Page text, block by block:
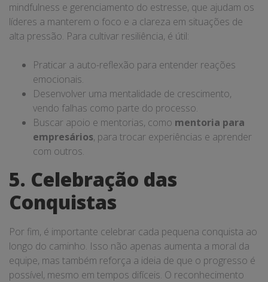
mindfulness e gerenciamento do estresse, que ajudam os
líderes a manterem o foco e a clareza em situações de
alta pressão. Para cultivar resiliência, é útil:
Praticar a auto-reflexão para entender reações
emocionais.
Desenvolver uma mentalidade de crescimento,
vendo falhas como parte do processo.
Buscar apoio e mentorias, como mentoria para
empresários, para trocar experiências e aprender
com outros.
5. Celebração das
Conquistas
Por fim, é importante celebrar cada pequena conquista ao
longo do caminho. Isso não apenas aumenta a moral da
equipe, mas também reforça a ideia de que o progresso é
possível, mesmo em tempos difíceis. O reconhecimento